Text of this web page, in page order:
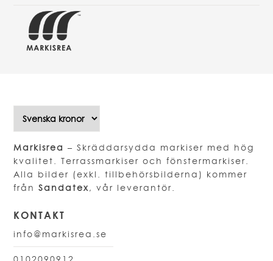
Markisrea – Skräddarsydda markiser med hög
kvalitet. Terrassmarkiser och fönstermarkiser.
Alla bilder (exkl. tillbehörsbilderna) kommer
frånSandatex, vår leverantör.
KONTAKT
info@markisrea.se